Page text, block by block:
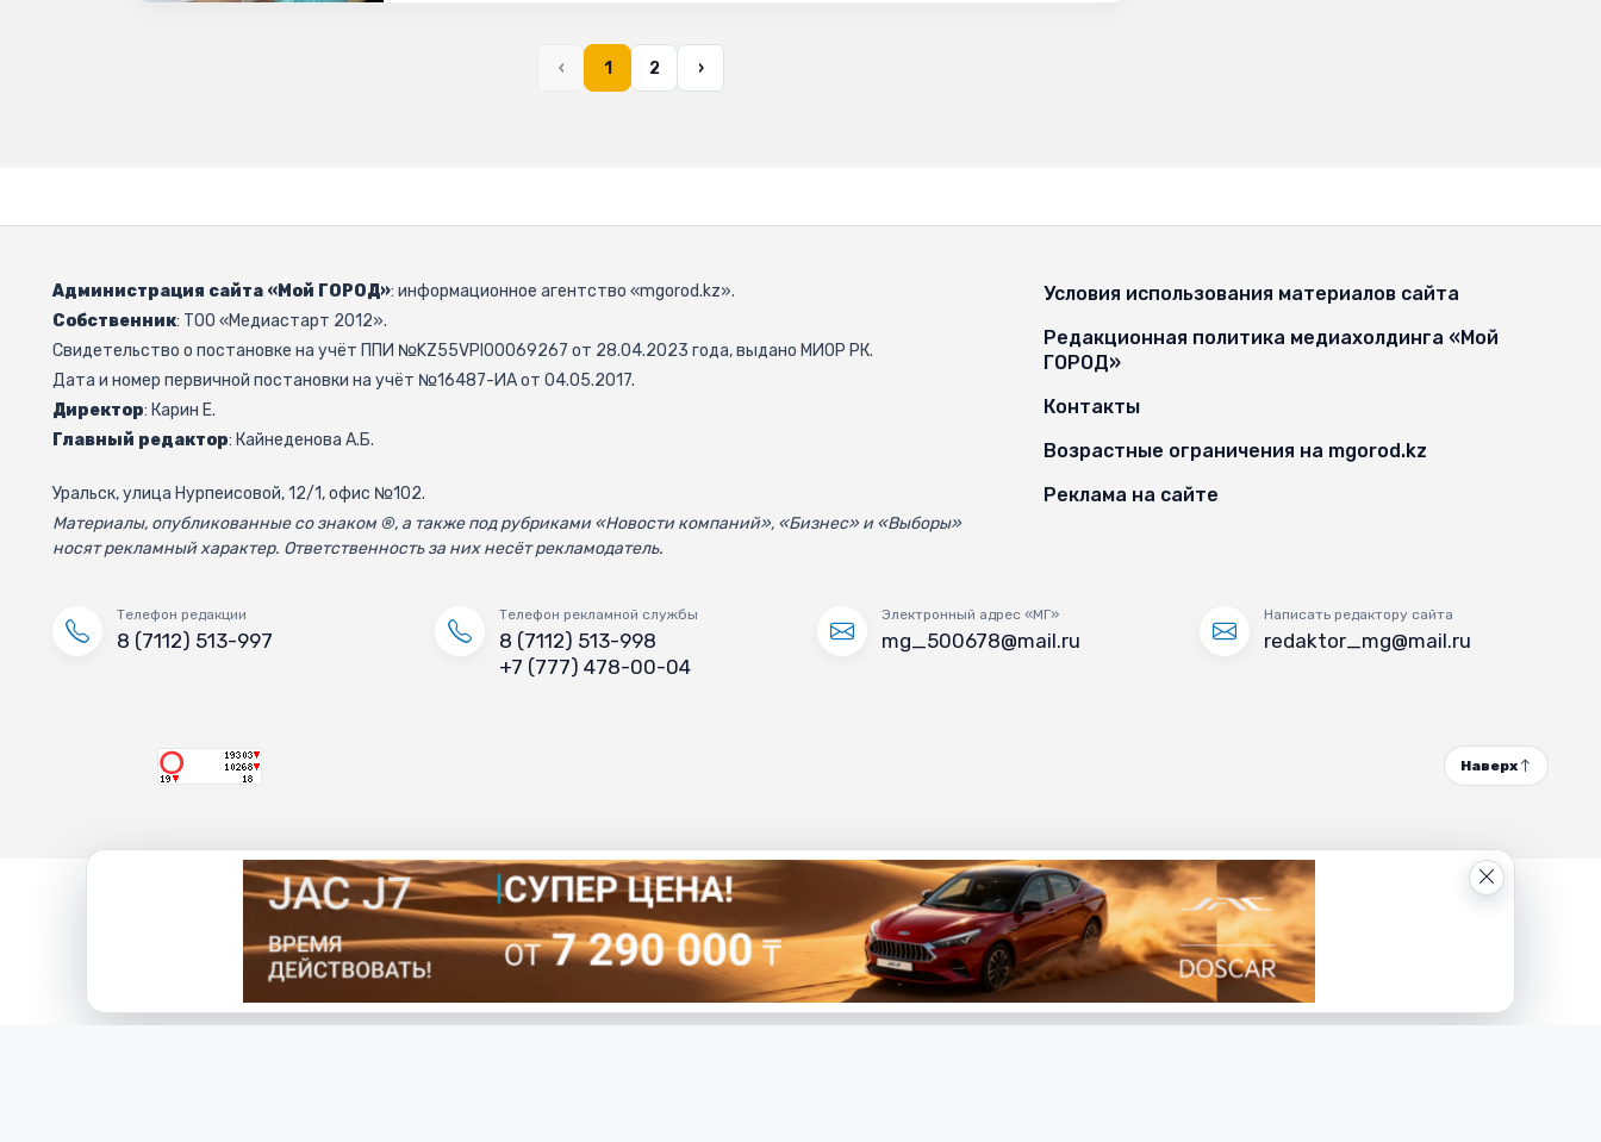
‹ 1 2 ›
Администрация сайта «Мой ГОРОД»: информационное агентство «mgorod.kz».
Собственник: ТОО «Медиастарт 2012».
Свидетельство о постановке на учёт ППИ №KZ55VPI00069267 от 28.04.2023 года, выдано МИОР РК.
Дата и номер первичной постановки на учёт №16487-ИА от 04.05.2017.
Директор: Карин Е.
Главный редактор: Кайнеденова А.Б.
Уральск, улица Нурпеисовой, 12/1, офис №102.
Материалы, опубликованные со знаком ®, а также под рубриками «Новости компаний», «Бизнес» и «Выборы»
носят рекламный характер. Ответственность за них несёт рекламодатель.
Условия использования материалов сайта
Редакционная политика медиахолдинга «Мой
ГОРОД»
Контакты
Возрастные ограничения на mgorod.kz
Реклама на сайте
Телефон редакции
8 (7112) 513-997
Телефон рекламной службы
8 (7112) 513-998
+7 (777) 478-00-04
Электронный адрес «МГ»
mg_500678@mail.ru
Написать редактору сайта
redaktor_mg@mail.ru
Наверх